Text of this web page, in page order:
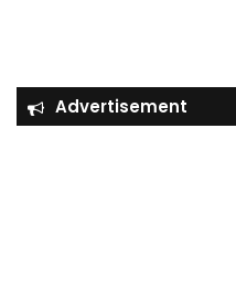
Advertisement